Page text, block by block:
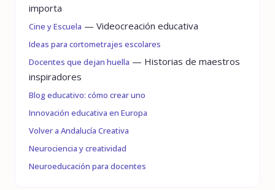
importa
Cine y Escuela — Videocreación educativa
Ideas para cortometrajes escolares
Docentes que dejan huella — Historias de maestros
inspiradores
Blog educativo: cómo crear uno
Innovación educativa en Europa
Volver a Andalucía Creativa
Neurociencia y creatividad
Neuroeducación para docentes